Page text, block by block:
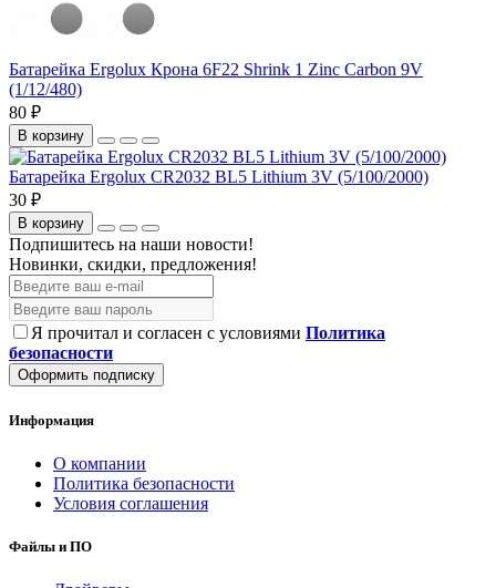
Батарейка Ergolux Крона 6F22 Shrink 1 Zinc Carbon 9V
(1/12/480)
80 ₽
В корзину
Батарейка Ergolux CR2032 BL5 Lithium 3V (5/100/2000)
30 ₽
В корзину
Подпишитесь на наши новости!
Новинки, скидки, предложения!
Я прочитал и согласен с условиями Политика
безопасности
Оформить подписку
Информация
О компании
Политика безопасности
Условия соглашения
Файлы и ПО